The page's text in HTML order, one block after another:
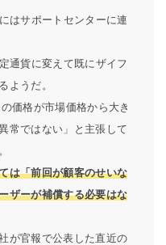
はサポートセンターに連
通貨に変えて既にザイフ
ようだ。
価格が市場価格から大き
常ではない」と主張して
は「前回が顧客のせいな
ザーが補償する必要はな
が官報で公表した直近の